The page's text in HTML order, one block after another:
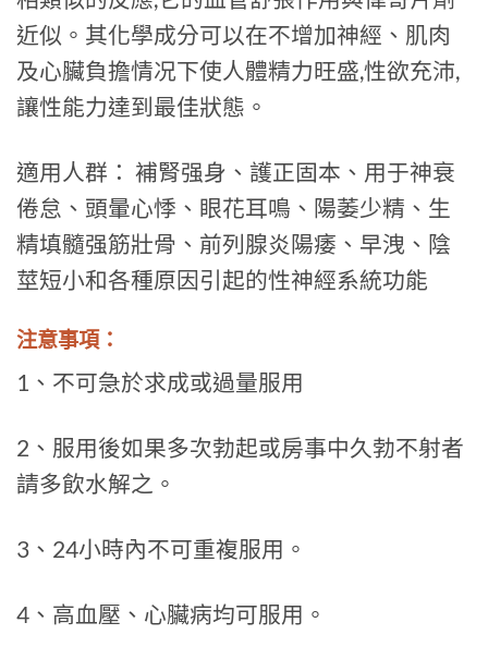
近似。其化學成分可以在不增加神經、肌肉
及心臟負擔情况下使人體精力旺盛,性欲充沛,
讓性能力達到最佳狀態。
適用人群： 補腎强身、護正固本、用于神衰
倦怠、頭暈心悸、眼花耳鳴、陽萎少精、生
精填髓强筋壯骨、前列腺炎陽痿、早洩、陰
莖短小和各種原因引起的性神經系統功能
注意事項：
1、不可急於求成或過量服用
2、服用後如果多次勃起或房事中久勃不射者
請多飲水解之。
3、24小時內不可重複服用。
4、高血壓、心臟病均可服用。